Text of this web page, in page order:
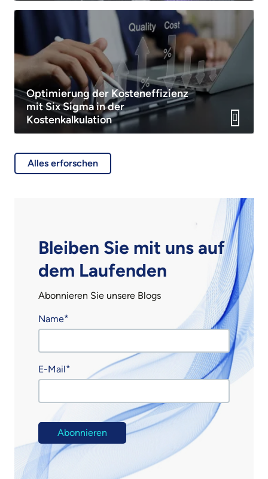
Optimierung der Kosteneffizienz
mit Six Sigma in der
Kostenkalkulation
Alles erforschen
Bleiben Sie mit uns auf
dem Laufenden
Abonnieren Sie unsere Blogs
Name
E-Mail